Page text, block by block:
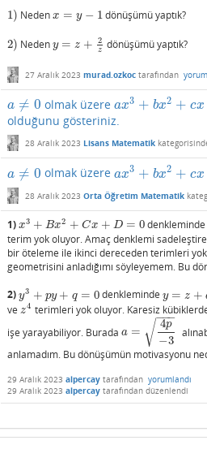
1)
1) Neden x = y − 1
x= y− 1 dönüşümü yaptık?
2)
2) Neden y = z + 2
z
y=z+ 2z dönüşümü yaptık?
27 Aralık 2023 murad.ozkoc tarafından
a ≠ 0
a≠0 olmak üzere ax3 + bx2 + cx
ax3+ bx 2+cx +d =0
olduğunu gösteriniz.
28 Aralık 2023 Lisans Matematik
a ≠ 0
a≠0 olmak üzere ax3 + bx2 + cx
ax3+ bx 2+cx +d =0
28 Aralık 2023 Orta Öğretim Matematik
1) x3 + Bx2 + Cx + D = 0
x3+Bx2+Cx +D =0
terim yok oluyor. Amaç denklemi
bir öteleme ile ikinci dereceden terimleri
geometrisini anladığımı söyleyemem. Bu
2) y3 + py + q = 0
y3 +py +q=0 denklemindey = z +
y=z+ a/ z
ve z4
z4 terimleri yok oluyor. Karesiz
işe yarayabiliyor. Burada a =
4p
−3
−−
−
√
a=4p − 3
anlamadım. Bu dönüşümün motivasyonu
29 Aralık 2023 alpercay tarafından yorumlandı
29 Aralık 2023 alpercay tarafından düzenlendi